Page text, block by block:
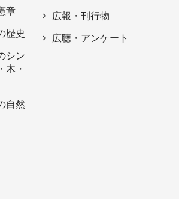
章
歴史
シン
木・
自然
広報・刊行物
広聴・アンケート